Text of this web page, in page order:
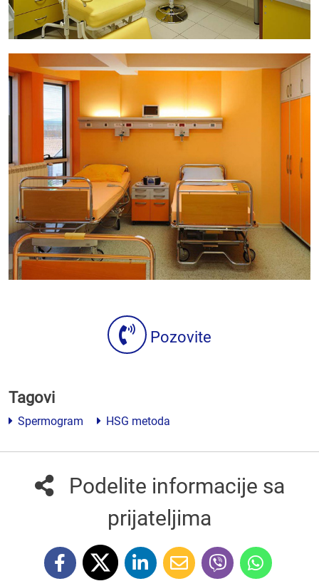
Pozovite
Tagovi
Spermogram HSG metoda
Podelite informacije sa
prijateljima